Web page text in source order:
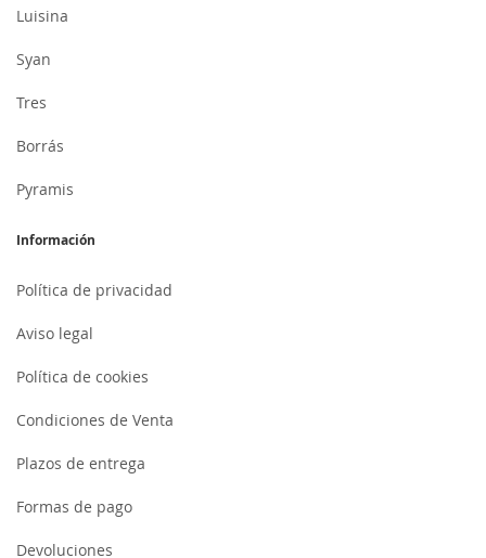
Luisina
Syan
Tres
Borrás
Pyramis
Información
Política de privacidad
Aviso legal
Política de cookies
Condiciones de Venta
Plazos de entrega
Formas de pago
Devoluciones